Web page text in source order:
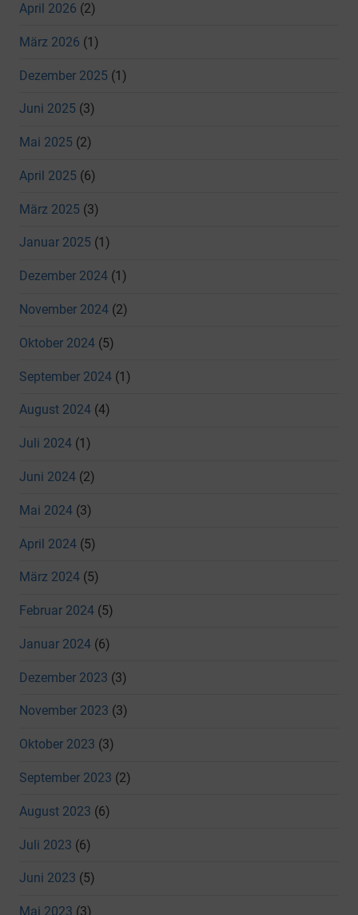
April 2026 (2)
März 2026 (1)
Dezember 2025 (1)
Juni 2025 (3)
Mai 2025 (2)
April 2025 (6)
März 2025 (3)
Januar 2025 (1)
Dezember 2024 (1)
November 2024 (2)
Oktober 2024 (5)
September 2024 (1)
August 2024 (4)
Juli 2024 (1)
Juni 2024 (2)
Mai 2024 (3)
April 2024 (5)
März 2024 (5)
Februar 2024 (5)
Januar 2024 (6)
Dezember 2023 (3)
November 2023 (3)
Oktober 2023 (3)
September 2023 (2)
August 2023 (6)
Juli 2023 (6)
Juni 2023 (5)
Mai 2023 (3)